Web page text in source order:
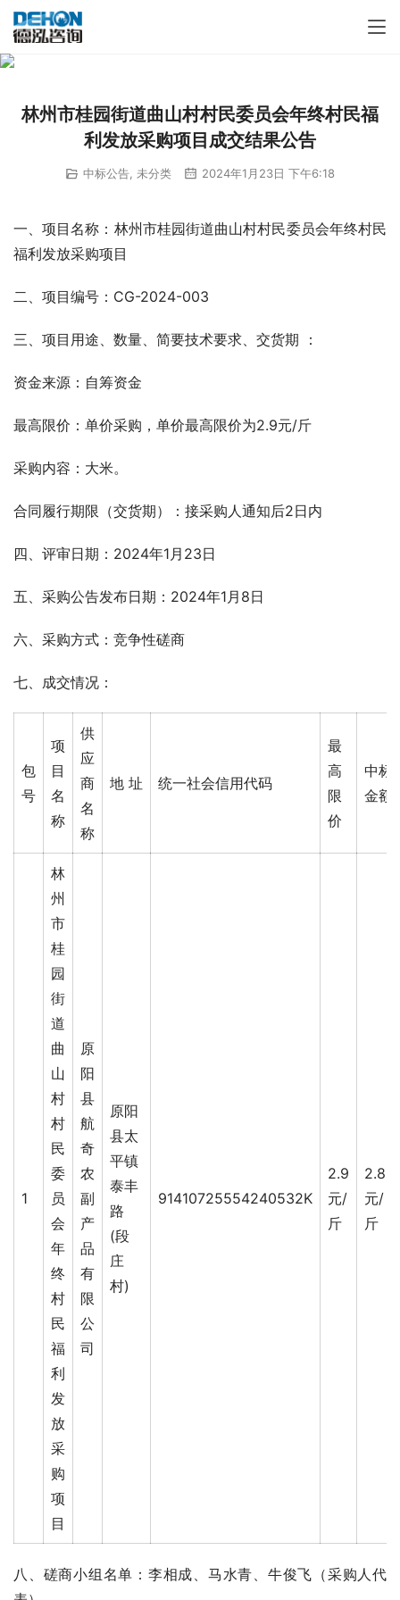
林州市桂园街道曲山村村民委员会年终村民福
利发放采购项目成交结果公告
中标公告 未分类 2024年1月23日 下午6:18
一、项目名称：林州市桂园街道曲山村村民委员会年终村民
福利发放采购项目
二、项目编号：CG-2024-003
三、项目用途、数量、简要技术要求、交货期 ：
资金来源：自筹资金
最高限价：单价采购，单价最高限价为2.9元/斤
采购内容：大米。
合同履行期限（交货期）：接采购人通知后2日内
四、评审日期：2024年1月23日
五、采购公告发布日期：2024年1月8日
六、采购方式：竞争性磋商
七、成交情况：
包
号
项
目
名
称
供
应
商
名
称
地 址 统一社会信用代码
最
高
限
价
中标
金额
1
林
州
市
桂
园
街
道
曲
山
村
村
民
委
员
会
年
终
村
民
福
利
发
放
采
购
项
目
原
阳
县
航
奇
农
副
产
品
有
限
公
司
原阳
县太
平镇
泰丰
路
(段
庄
村)
91410725554240532K
2.9
元/
斤
2.86
元/
斤
八、磋商小组名单：李相成、马水青、牛俊飞（采购人代